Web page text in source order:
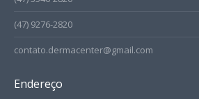
(47) 9276-2820
contato.dermacenter@gmail.com
Endereço